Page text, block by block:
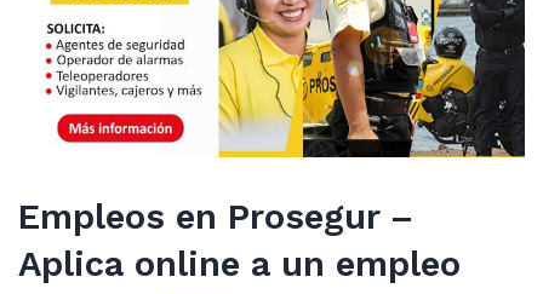
Empleos en Prosegur –
Aplica online a un empleo